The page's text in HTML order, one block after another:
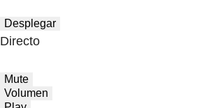
Desplegar
Directo
Mute
Volumen